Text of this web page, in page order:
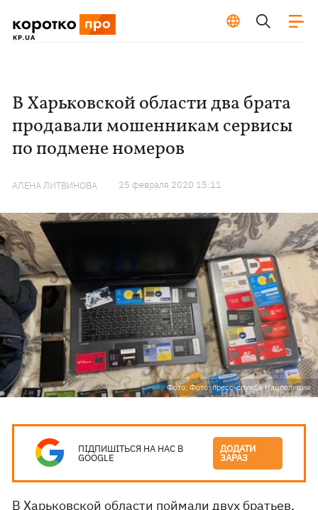
В Харьковской области два брата
продавали мошенникам сервисы
по подмене номеров
АЛЕНА ЛИТВИНОВА 25 февраля 2020 15:11
Фото: Фото: пресс-служба Нацполиции
ПІДПИШІТЬСЯ НА НАС В
GOOGLE
ДОДАТИ
ЗАРАЗ
В Харьковской области поймали двух братьев,